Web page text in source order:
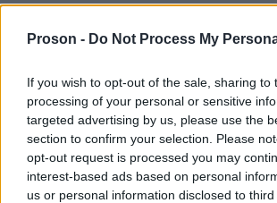
Proson - Do Not Process My
If you wish to opt-out of the sale, sharing to
processing of your personal or sensitive
targeted advertising by us, please use the
section to confirm your selection. Please
opt-out request is processed you may
interest-based ads based on personal
us or personal information disclosed to
ΥΠΟΨΗΦΙΟΙ Δ.Ε.: Λάβετε
μόρια για να εξασφαλίσετε
σας - Η ΠΙΟ ΕΥΚΟΛΗ
ΑΓΓΛΙΚΩΝ
Όπως φαίνεται αναλυτικά